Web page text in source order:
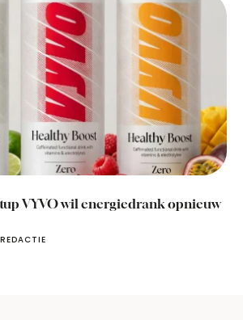
VYVO wil energiedrank opnieuw
REDACTIE